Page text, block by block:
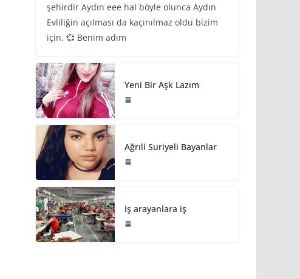
şehirdir Aydın eee hal böyle olunca Aydın
Evliliğin açılması da kaçınılmaz oldu bizim
için. 💞 Benim adım
Yeni Bir Aşk Lazım
Ağrıli Suriyeli Bayanlar
iş arayanlara iş